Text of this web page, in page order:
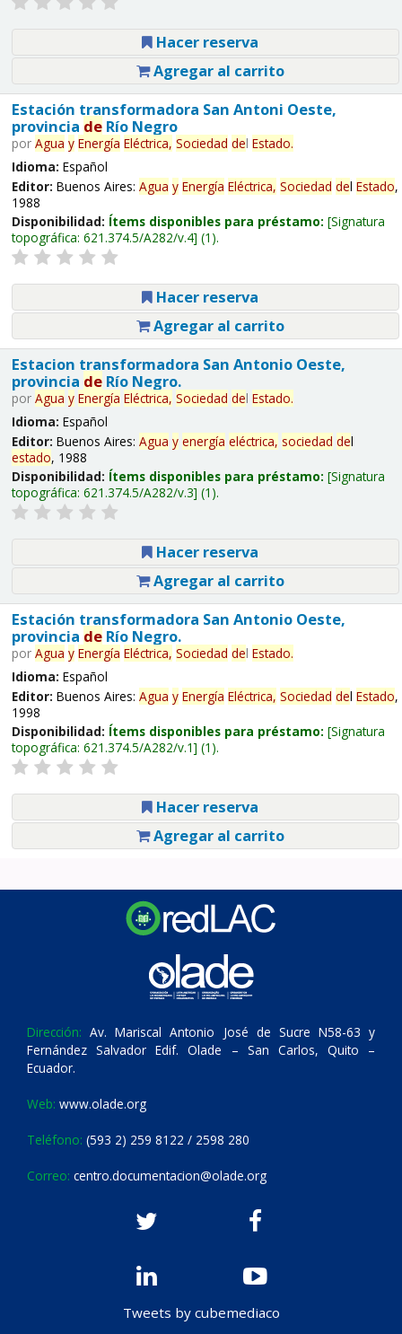
Hacer reserva
Agregar al carrito
Estación transformadora San Antoni Oeste,
provincia deRío Negro
por Agua y Energía Eléctrica, Sociedad del Estado.
Idioma: Español
Editor: Buenos Aires: Agua y Energía Eléctrica, Sociedad del Estado,
1988
Disponibilidad: Ítems disponibles para préstamo: Signatura
topográfica: 621.374.5/A282/v.4 (1).
Hacer reserva
Agregar al carrito
Estacion transformadora San Antonio Oeste,
provincia deRío Negro.
por Agua y Energía Eléctrica, Sociedad del Estado.
Idioma: Español
Editor: Buenos Aires: Agua y energía eléctrica, sociedad del
estado, 1988
Disponibilidad: Ítems disponibles para préstamo: Signatura
topográfica: 621.374.5/A282/v.3 (1).
Hacer reserva
Agregar al carrito
Estación transformadora San Antonio Oeste,
provincia deRío Negro.
por Agua y Energía Eléctrica, Sociedad del Estado.
Idioma: Español
Editor: Buenos Aires: Agua y Energía Eléctrica, Sociedad del Estado,
1998
Disponibilidad: Ítems disponibles para préstamo: Signatura
topográfica: 621.374.5/A282/v.1 (1).
Hacer reserva
Agregar al carrito
Dirección: Av. Mariscal Antonio José de Sucre N58-63 y
Fernández Salvador Edif. Olade – San Carlos, Quito –
Ecuador.
Web: www.olade.org
Teléfono: (593 2) 259 8122 / 2598 280
Correo: centro.documentacion@olade.org
Tweets by cubemediaco